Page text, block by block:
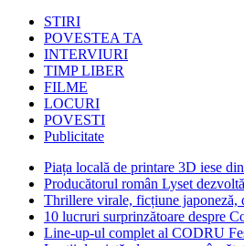
STIRI
POVESTEA TA
INTERVIURI
TIMP LIBER
FILME
LOCURI
POVESTI
Publicitate
Piața locală de printare 3D iese
Producătorul român Lyset
Thrillere virale, ficțiune japoneză,
10 lucruri surprinzătoare despre
Line-up-ul complet al CODRU